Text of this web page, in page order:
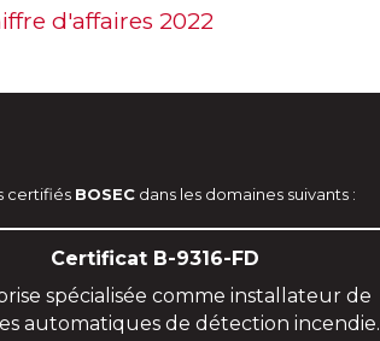
d'affaires 2022
certifiés BOSEC dans les domaines suivants :
Certificat B-9316-FD
spécialisée comme installateur de
automatiques de détection incendie.